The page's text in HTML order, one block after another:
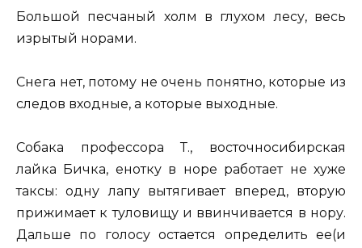
Большой песчаный холм в глухом лесу, весь
изрытый норами.
Снега нет, потому не очень понятно, которые из
следов входные, а которые выходные.
Собака профессора Т., восточносибирская
лайка Бичка, енотку в норе работает не хуже
таксы: одну лапу вытягивает вперед, вторую
прижимает к туловищу и ввинчивается в нору.
Дальше по голосу остается определить ее(и